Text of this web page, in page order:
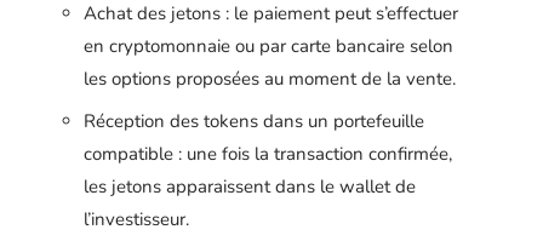
Achat des jetons : le paiement peut s’effectuer
en cryptomonnaie ou par carte bancaire selon
les options proposées au moment de la vente.
Réception des tokens dans un portefeuille
compatible : une fois la transaction confirmée,
les jetons apparaissent dans le wallet de
l’investisseur.